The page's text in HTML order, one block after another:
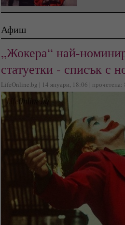
Афиш
„Жокера“ най-
статуетки - списък с
LifeOnline.bg | 14 януари, 18:06 | прочетена: